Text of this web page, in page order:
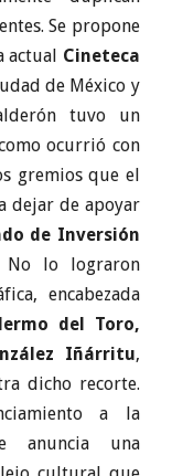
Se propone
actual Cineteca
de México y
tuvo un
ocurrió con
gremios que el
dejar de apoyar
de Inversión
No lo lograron
encabezada
del Toro,
Iñárritu,
dicho recorte.
a la
anuncia una